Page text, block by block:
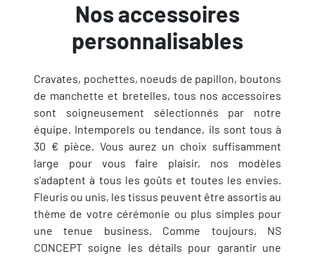
Nos accessoires
personnalisables
Cravates, pochettes, noeuds de papillon, boutons
de manchette et bretelles, tous nos accessoires
sont soigneusement sélectionnés par notre
équipe. Intemporels ou tendance, ils sont tous à
30 € pièce. Vous aurez un choix suffisamment
large pour vous faire plaisir, nos modèles
s'adaptent à tous les goûts et toutes les envies.
Fleuris ou unis, les tissus peuvent être assortis au
thème de votre cérémonie ou plus simples pour
une tenue business. Comme toujours, NS
CONCEPT soigne les détails pour garantir une